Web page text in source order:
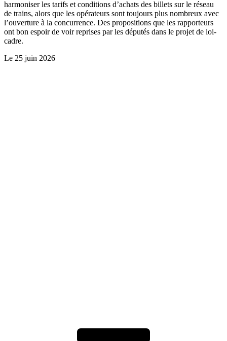
harmoniser les tarifs et conditions d’achats des billets sur le réseau
de trains, alors que les opérateurs sont toujours plus nombreux avec
l’ouverture à la concurrence. Des propositions que les rapporteurs
ont bon espoir de voir reprises par les députés dans le projet de loi-
cadre.
Le 25 juin 2026